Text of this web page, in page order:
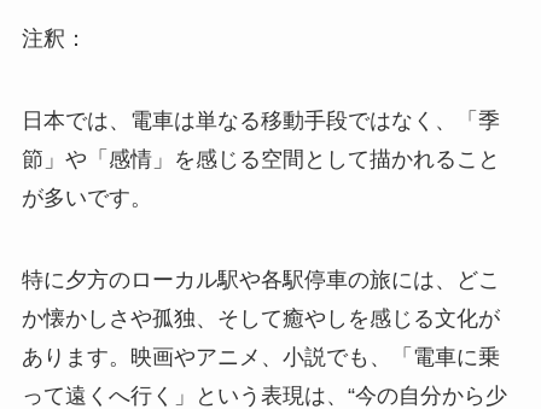
注釈：
日本では、電車は単なる移動手段ではなく、「季
節」や「感情」を感じる空間として描かれること
が多いです。
特に夕方のローカル駅や各駅停車の旅には、どこ
か懐かしさや孤独、そして癒やしを感じる文化が
あります。映画やアニメ、小説でも、「電車に乗
って遠くへ行く」という表現は、“今の自分から少